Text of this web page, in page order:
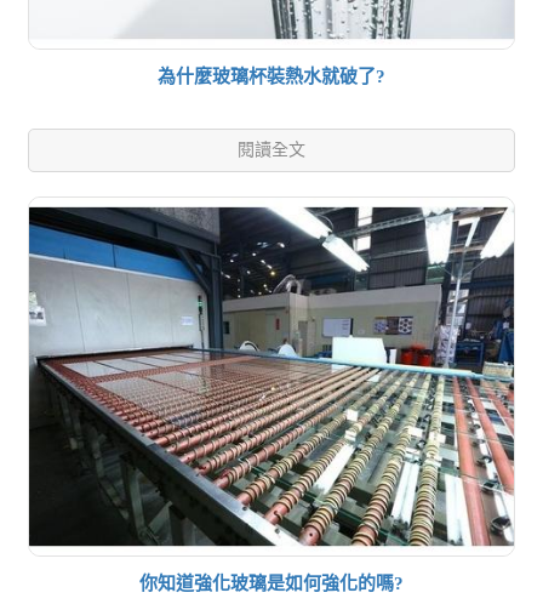
為什麼玻璃杯裝熱水就破了?
閱讀全文
你知道強化玻璃是如何強化的嗎?